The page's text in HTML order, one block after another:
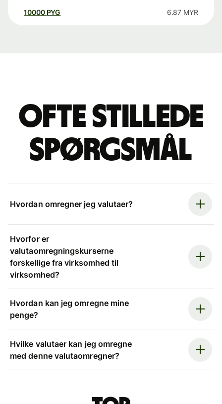
10000 PYG 6.87 MYR
Ofte stillede
spørgsmål
Hvordan omregner jeg valutaer?
Hvorfor er
valutaomregningskurserne
forskellige fra virksomhed til
virksomhed?
Hvordan kan jeg omregne mine
penge?
Hvilke valutaer kan jeg omregne
med denne valutaomregner?